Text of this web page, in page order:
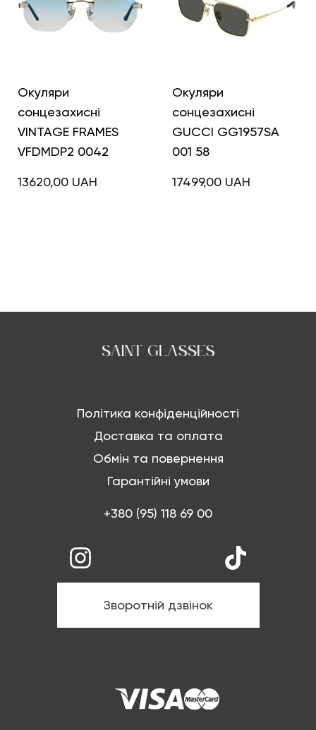
Окуляри
сонцезахисні
VINTAGE FRAMES
VFDMDP2 0042
13620,00 UAH
Окуляри
сонцезахисні
GUCCI GG1957SA
001 58
17499,00 UAH
Політика конфіденційності
Доставка та оплата
Обмін та повернення
Гарантійні умови
+380 (95) 118 69 00
Зворотній дзвінок